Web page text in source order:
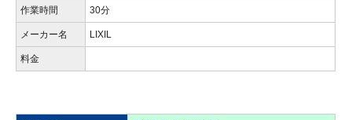
作業時間 30分
メーカー名 LIXIL
料金